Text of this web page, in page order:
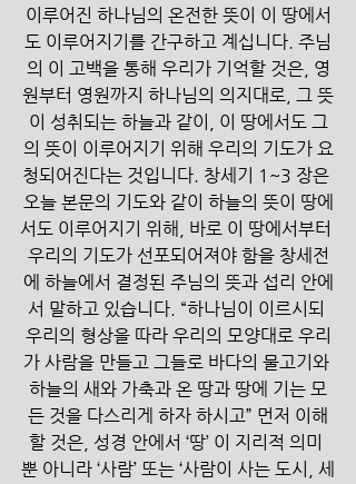
이루어진 하나님의 온전한 뜻이 이 땅에서
도 이루어지기를 간구하고 계십니다. 주님
의 이 고백을 통해 우리가 기억할 것은, 영
원부터 영원까지 하나님의 의지대로, 그 뜻
이 성취되는 하늘과 같이, 이 땅에서도 그
의 뜻이 이루어지기 위해 우리의 기도가 요
청되어진다는 것입니다. 창세기 1~3 장은
오늘 본문의 기도와 같이 하늘의 뜻이 땅에
서도 이루어지기 위해, 바로 이 땅에서부터
우리의 기도가 선포되어져야 함을 창세전
에 하늘에서 결정된 주님의 뜻과 섭리 안에
서 말하고 있습니다. “하나님이 이르시되
우리의 형상을 따라 우리의 모양대로 우리
가 사람을 만들고 그들로 바다의 물고기와
하늘의 새와 가축과 온 땅과 땅에 기는 모
든 것을 다스리게 하자 하시고” 먼저 이해
할 것은, 성경 안에서 ‘땅’ 이 지리적 의미
뿐 아니라 ‘사람’ 또는 ‘사람이 사는 도시, 세